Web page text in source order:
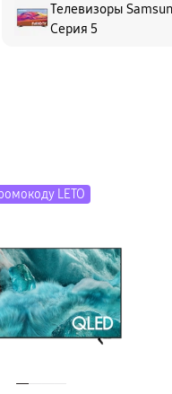
Телевизоры
Серия 5
LETO